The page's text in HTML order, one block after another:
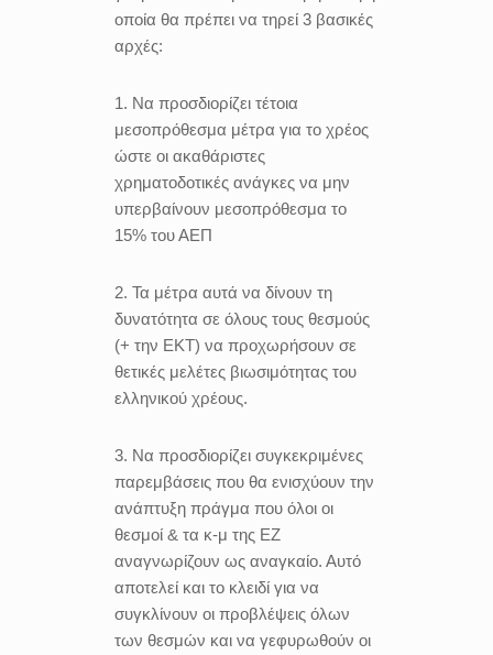
οποία θα πρέπει να τηρεί 3 βασικές
αρχές:
1. Να προσδιορίζει τέτοια
μεσοπρόθεσμα μέτρα για το χρέος
ώστε οι ακαθάριστες
χρηματοδοτικές ανάγκες να μην
υπερβαίνουν μεσοπρόθεσμα το
15% του ΑΕΠ
2. Τα μέτρα αυτά να δίνουν τη
δυνατότητα σε όλους τους θεσμούς
(+ την ΕΚΤ) να προχωρήσουν σε
θετικές μελέτες βιωσιμότητας του
ελληνικού χρέους.
3. Να προσδιορίζει συγκεκριμένες
παρεμβάσεις που θα ενισχύουν την
ανάπτυξη πράγμα που όλοι οι
θεσμοί & τα κ-μ της ΕΖ
αναγνωρίζουν ως αναγκαίο. Αυτό
αποτελεί και το κλειδί για να
συγκλίνουν οι προβλέψεις όλων
των θεσμών και να γεφυρωθούν οι